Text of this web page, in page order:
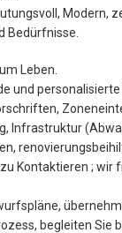
Modern,
Bedürfnisse.
Leben.
und
Infrastruktur
Kontaktieren ; wir
begleiten Sie